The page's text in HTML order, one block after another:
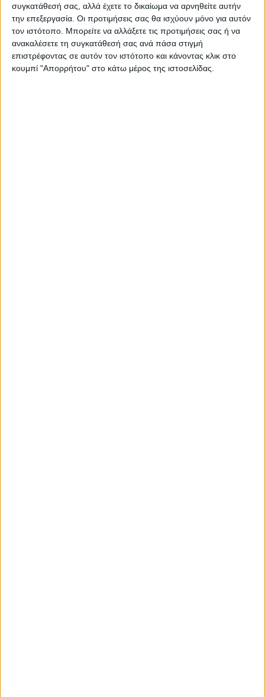
συγκατάθεσή σας, αλλά έχετε το δικαίωμα να αρνηθείτε αυτήν
την επεξεργασία. Οι προτιμήσεις σας θα ισχύουν μόνο για αυτόν
τον ιστότοπο. Μπορείτε να αλλάξετε τις προτιμήσεις σας ή να
ανακαλέσετε τη συγκατάθεσή σας ανά πάσα στιγμή
επιστρέφοντας σε αυτόν τον ιστότοπο και κάνοντας κλικ στο
κουμπί "Απορρήτου" στο κάτω μέρος της ιστοσελίδας.
Επιπλέον, η μετάβαση στην κινητικότητα
χαμηλών εκπομπών, έχει αποτυπωθεί στην
ανακοίνωση της Ευρωπαϊκής Επιτροπής της
10ης Ιουλίου 2016, με τίτλο «Ευρωπαϊκή
Στρατηγική για την κινητικότητα χαμηλών